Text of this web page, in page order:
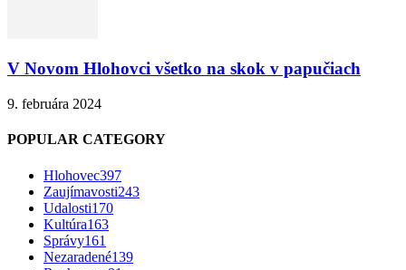
V Novom Hlohovci všetko na skok v papučiach
9. februára 2024
POPULAR CATEGORY
Hlohovec397
Zaujímavosti243
Udalosti170
Kultúra163
Správy161
Nezaradené139